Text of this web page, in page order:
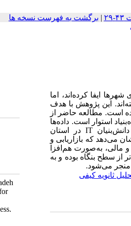
| برگشت به فهرست نسخه ها
ایفا کرده‌اند، اما
این پژوهش با هدف
است. مطالعه حاضر از
استوار است. داده‌ها
IT در استان
می‌دهد که بازاریابی و
مالی، به‌صورت هم‌افزا
از سطح بنگاه بوده و به
منجر می‌شود.
ثانویه کیفی